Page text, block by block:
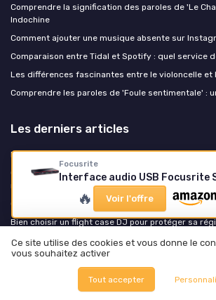
Focusrite
Interface audio USB Focusrite
🔥 Voir l'offre
Comprendre la signification des paroles de 'Le
Indochine
Comment ajouter une musique absente sur
Comparaison entre Tidal et Spotify : quel service
Les différences fascinantes entre le violoncelle et
Comprendre les paroles de 'Foule sentimentale' :
Les derniers articles
Monitoring en home studio : écouter la vérité de
Cours sur la batterie : structurer un apprentissage
niveaux
Cours sur la batterie : structurer un apprentissage
Bien choisir un flight case DJ pour protéger sa
Rentrée home studio : préparer son setup avant
décide pour vous
Music Insiders
Ce site utilise des cookies et vous donne le
vous souhaitez activer
Tout accepter